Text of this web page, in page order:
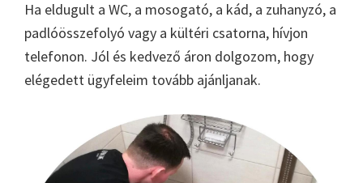
Ha eldugult a WC, a mosogató, a kád, a zuhanyzó, a
padlóösszefolyó vagy a kültéri csatorna, hívjon
telefonon. Jól és kedvező áron dolgozom, hogy
elégedett ügyfeleim tovább ajánljanak.